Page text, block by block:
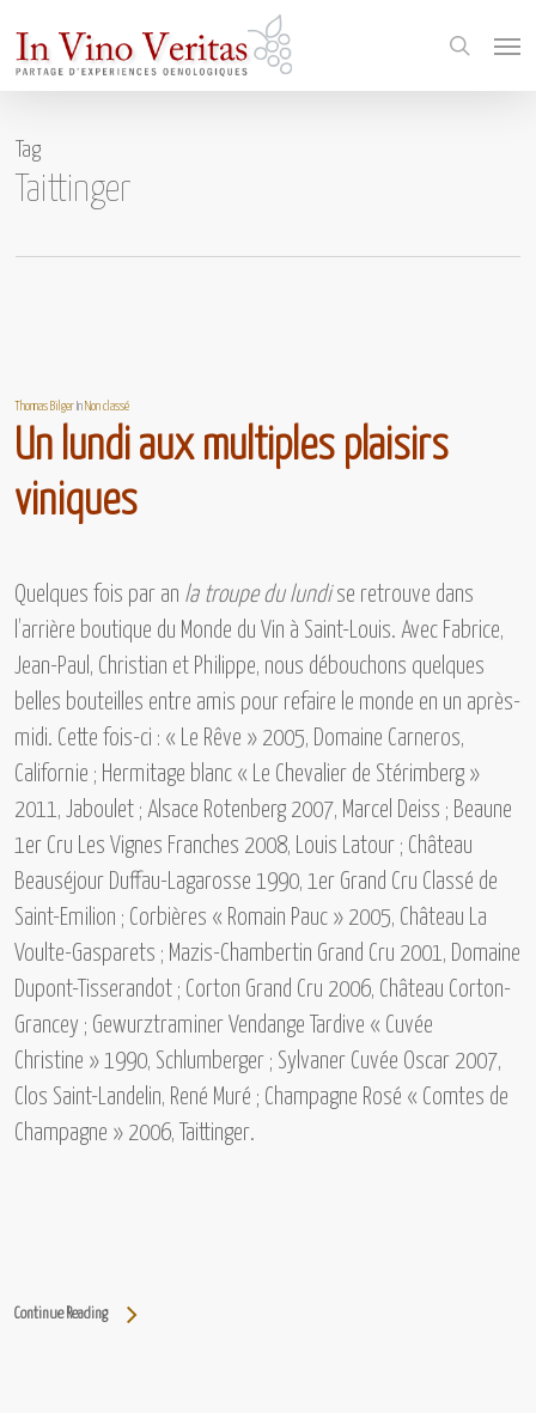
main
search
Tag
Taittinger
Thomas Bilger InNon classé
Un lundi aux multiples plaisirs
viniques
Quelques fois par an la troupe du lundise retrouve dans
l’arrière boutique du Monde du Vin à Saint-Louis. Avec Fabrice,
Jean-Paul, Christian et Philippe, nous débouchons quelques
belles bouteilles entre amis pour refaire le monde en un après-
midi. Cette fois-ci : « Le Rêve » 2005, Domaine Carneros,
Californie ; Hermitage blanc « Le Chevalier de Stérimberg »
2011, Jaboulet ; Alsace Rotenberg 2007, Marcel Deiss ; Beaune
1er Cru Les Vignes Franches 2008, Louis Latour ; Château
Beauséjour Duffau-Lagarosse 1990, 1er Grand Cru Classé de
Saint-Emilion ; Corbières « Romain Pauc » 2005, Château La
Voulte-Gasparets ; Mazis-Chambertin Grand Cru 2001, Domaine
Dupont-Tisserandot ; Corton Grand Cru 2006, Château Corton-
Grancey ; Gewurztraminer Vendange Tardive « Cuvée
Christine » 1990, Schlumberger ; Sylvaner Cuvée Oscar 2007,
Clos Saint-Landelin, René Muré ; Champagne Rosé « Comtes de
Champagne » 2006, Taittinger.
Continue Reading